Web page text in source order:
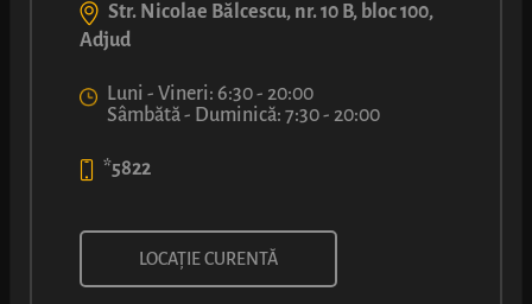
SANDVIȘ CU FILE DE PIEPT DE
Str. Nicolae Bălcescu, nr. 10 B, bloc 100,
Adjud
Luni - Vineri: 6:30 - 20:00
Sâmbătă - Duminică: 7:30 - 20:00
*5822
LOCAȚIE CURENTĂ